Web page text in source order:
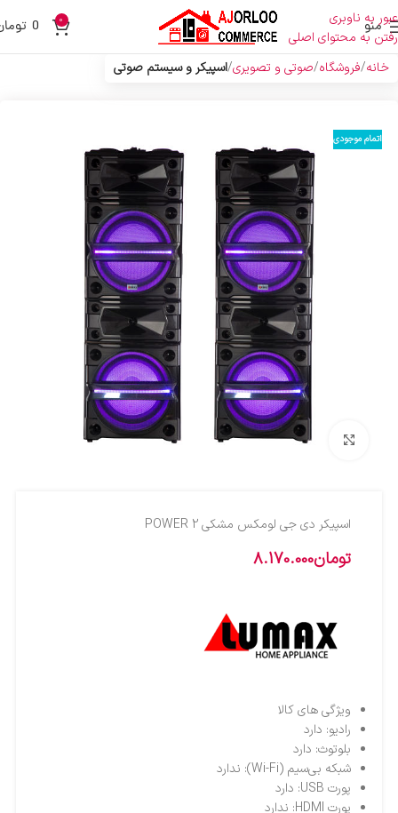
عبور به ناوبری
رفتن به محتوای اصلی
منو 0
0
خانه فروشگاه صوتی و تصویری اسپیکر و سیستم صوتی
اتمام موجودی
بزرگنمایی تصویر
اسپيکر دي جي لومکس مشکي POWER 2
تومان8.170.000
ویژگی های کالا
رادیو: دارد
بلوتوث: دارد
شبکه بی‌سیم (Wi-Fi): ندارد
پورت USB: دارد
پورت HDMI: ندارد